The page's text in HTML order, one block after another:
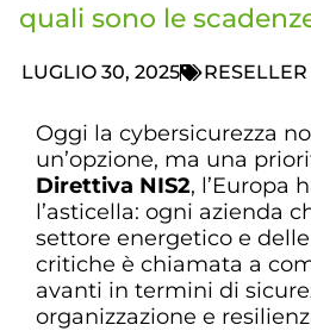
quali sono le
LUGLIO 30, 2025 RESELLER
Oggi la cybersicurezza
un’opzione, ma una
Direttiva NIS2, l’Europa
l’asticella: ogni azienda
settore energetico e
critiche è chiamata a
avanti in termini di
organizzazione e